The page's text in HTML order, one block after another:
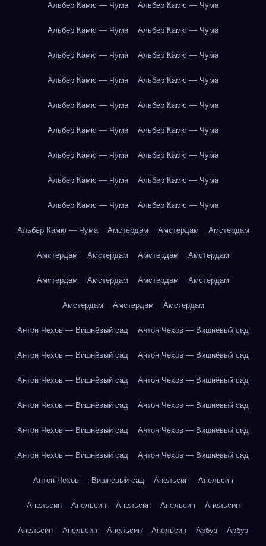
Альбер Камю — Чума Альбер Камю — Чума
Альбер Камю — Чума Альбер Камю — Чума
Альбер Камю — Чума Альбер Камю — Чума
Альбер Камю — Чума Альбер Камю — Чума
Альбер Камю — Чума Альбер Камю — Чума
Альбер Камю — Чума Альбер Камю — Чума
Альбер Камю — Чума Альбер Камю — Чума
Альбер Камю — Чума Альбер Камю — Чума
Альбер Камю — Чума Альбер Камю — Чума
Альбер Камю — Чума Амстердам Амстердам Амстердам
Амстердам Амстердам Амстердам Амстердам
Амстердам Амстердам Амстердам Амстердам
Амстердам Амстердам Амстердам
Антон Чехов — Вишнёвый сад Антон Чехов — Вишнёвый сад
Антон Чехов — Вишнёвый сад Антон Чехов — Вишнёвый сад
Антон Чехов — Вишнёвый сад Антон Чехов — Вишнёвый сад
Антон Чехов — Вишнёвый сад Антон Чехов — Вишнёвый сад
Антон Чехов — Вишнёвый сад Антон Чехов — Вишнёвый сад
Антон Чехов — Вишнёвый сад Антон Чехов — Вишнёвый сад
Антон Чехов — Вишнёвый сад Апельсин Апельсин
Апельсин Апельсин Апельсин Апельсин Апельсин
Апельсин Апельсин Апельсин Апельсин Арбуз Арбуз